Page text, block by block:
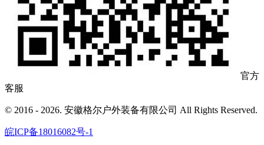
官方
客服
© 2016 - 2026. 安徽格尔户外装备有限公司 All Rights Reserved.
皖ICP备18016082号-1